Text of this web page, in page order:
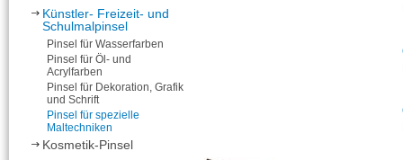
Künstler- Freizeit- und
Schulmalpinsel
Pinsel für Wasserfarben
Pinsel für Öl- und
Acrylfarben
Pinsel für Dekoration, Grafik
und Schrift
Pinsel für spezielle
Maltechniken
Kosmetik-Pinsel